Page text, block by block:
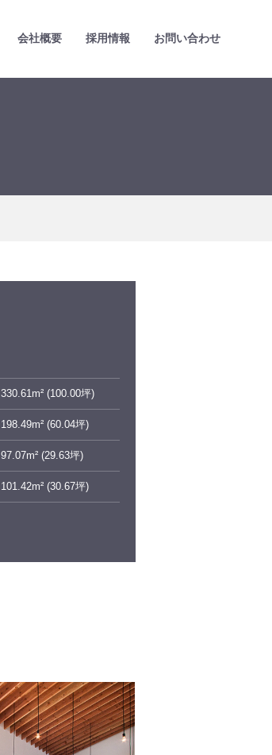
会社概要 採用情報 お問い合わせ
330.61m² (100.00坪)
198.49m² (60.04坪)
97.07m² (29.63坪)
101.42m² (30.67坪)